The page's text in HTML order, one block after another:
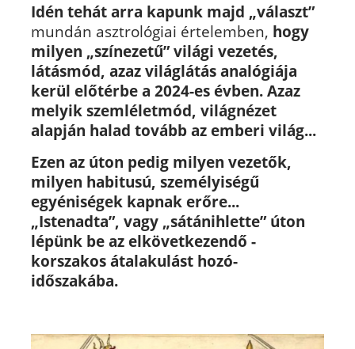
Idén tehát arra kapunk majd „választ”
mundán asztrológiai értelemben, hogy
milyen „színezetű” világi vezetés,
látásmód, azaz világlátás analógiája
kerül előtérbe a 2024-es évben. Azaz
melyik szemléletmód, világnézet
alapján halad tovább az emberi világ...
Ezen az úton pedig milyen vezetők,
milyen habitusú, személyiségű
egyéniségek kapnak erőre...
„Istenadta”, vagy „sátánihlette” úton
lépünk be az elkövetkezendő -
korszakos átalakulást hozó-
időszakába.